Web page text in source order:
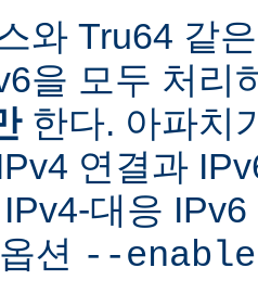
와 Tru64 같
을 모두 처리
한다. 아파치
연결과
대응
옵션 --